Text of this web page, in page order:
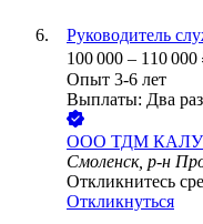
Руководитель
100 000 – 110 000
Опыт 3-6 лет
Выплаты: Два
ООО ТДМ
Смоленск, р-н
Откликнитесь
Откликнуться